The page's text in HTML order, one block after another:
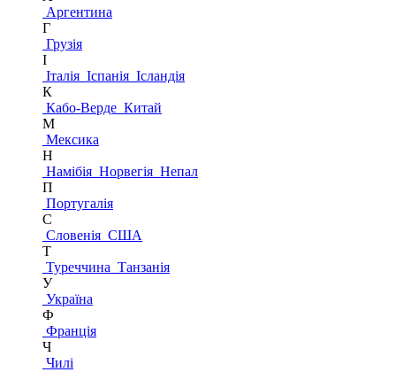
Аргентина
Г
Грузія
І
Італія Іспанія Ісландія
К
Кабо-Верде Китай
М
Мексика
Н
Намібія Норвегія Непал
П
Португалія
С
Словенія США
Т
Туреччина Танзанія
У
Україна
Ф
Франція
Ч
Чилі